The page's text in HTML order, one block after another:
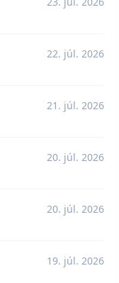
22. júl. 2026
21. júl. 2026
20. júl. 2026
20. júl. 2026
19. júl. 2026